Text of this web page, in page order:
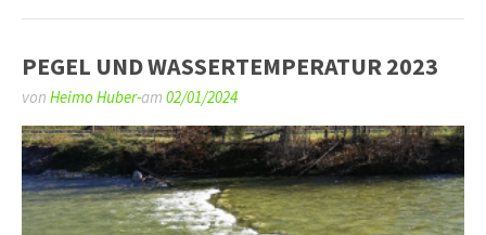
PEGEL UND WASSERTEMPERATUR 2023
von Heimo Huber-am 02/01/2024